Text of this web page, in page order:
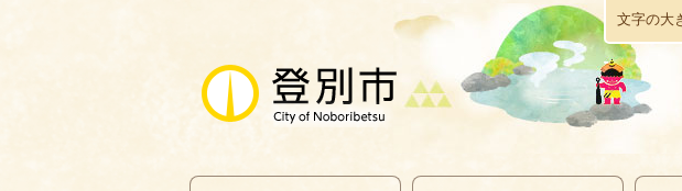
本
文
へ
移
動
文字の大